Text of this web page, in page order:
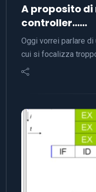
A proposito
controller……
Oggi vorrei parlare
cui si focalizza